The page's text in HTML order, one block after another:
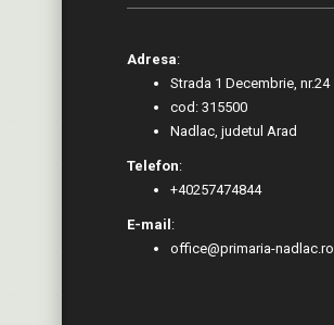
Adresa:
Strada 1 Decembrie, nr.24
cod: 315500
Nadlac, judetul Arad
Telefon:
+40257474844
E-mail :
office@primaria-nadlac.ro